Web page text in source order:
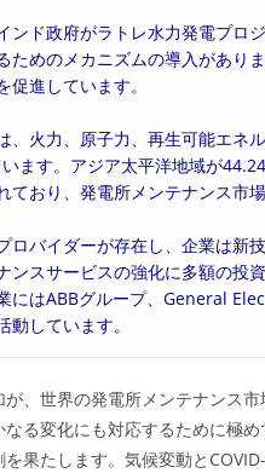
ンド政府がラトレ水力発電プロ
ためのメカニズムの導入があり
進しています。
、火力、原子力、再生可能エネ
ます。アジア太平洋地域が
ており、発電所メンテナンス市
ロバイダーが存在し、企業は新
ンスサービスの強化に多額の投
にはABBグループ、General
しています。
、世界の発電所メンテナンス
る変化にも対応するために極
果たします。気候変動と